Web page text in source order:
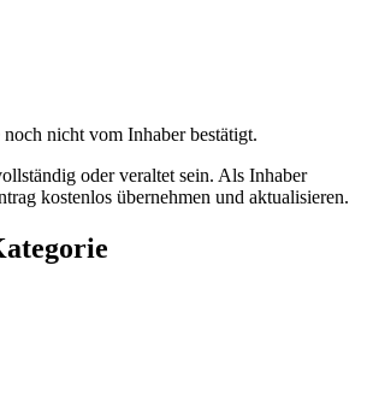
nicht vom Inhaber bestätigt.
oder veraltet sein. Als Inhaber
kostenlos übernehmen und aktualisieren.